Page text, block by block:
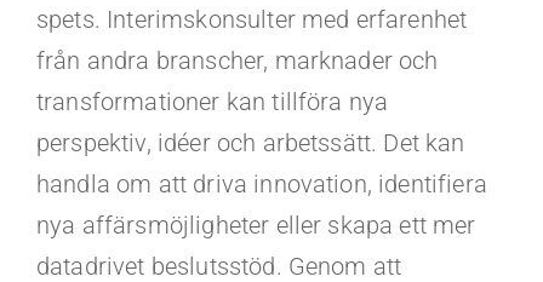
spets. Interimskonsulter med erfarenhet
från andra branscher, marknader och
transformationer kan tillföra nya
perspektiv, idéer och arbetssätt. Det kan
handla om att driva innovation, identifiera
nya affärsmöjligheter eller skapa ett mer
datadrivet beslutsstöd. Genom att